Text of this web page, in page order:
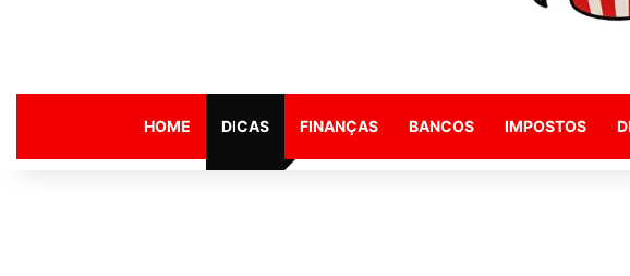
HOME DICAS FINANÇAS BANCOS IMPOSTOS